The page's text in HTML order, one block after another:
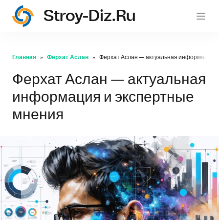
Stroy-Diz.ru
Главная Ферхат Аслан Ферхат Аслан — актуальная информация
Ферхат Аслан — актуальная
информация и экспертные
мнения